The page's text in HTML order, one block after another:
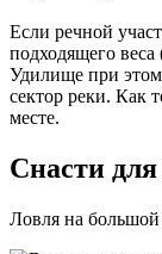
Если речной
подходящего
Удилище при этом
сектор реки. Как
месте.
Снасти
Ловля на большой